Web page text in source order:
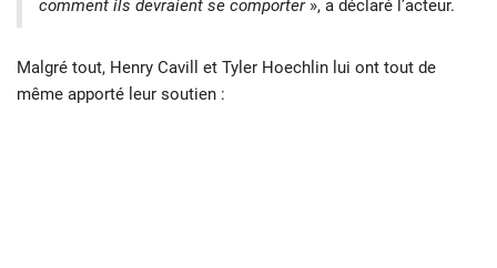
comment ils devraient se comporter», a déclaré l’acteur.
Malgré tout, Henry Cavill et Tyler Hoechlin lui ont tout de
même apporté leur soutien :